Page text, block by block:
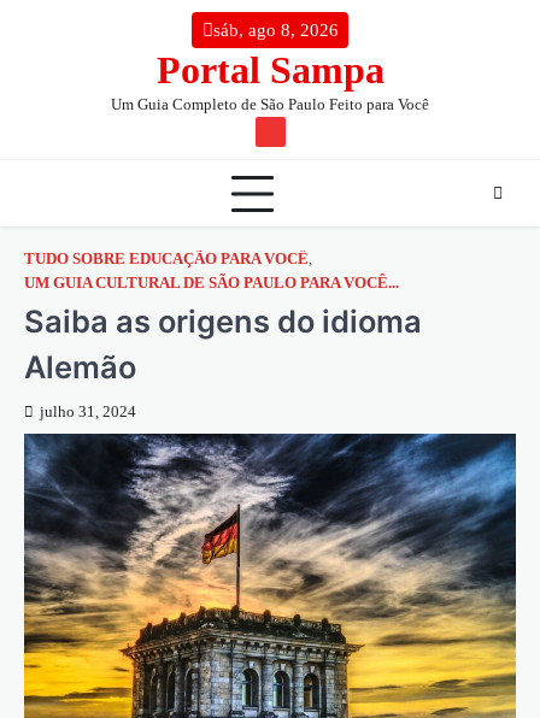
sáb, ago 8, 2026
Portal Sampa
Um Guia Completo de São Paulo Feito para Você
TW
TUDO SOBRE EDUCAÇÃO PARA VOCÊ,
UM GUIA CULTURAL DE SÃO PAULO PARA VOCÊ...
Saiba as origens do idioma
Alemão
julho 31, 2024